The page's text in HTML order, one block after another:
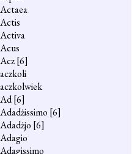
Actaea
Actis
Activa
Acus
Acz[6]
aczkoli
aczkolwiek
Ad[6]
Adadżissimo [6]
Adadżjo [6]
Adagio
Adagissimo